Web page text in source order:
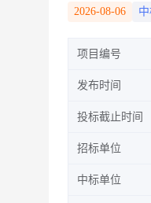
2026-08-06
项目编号
发布时间
投标截止时间
招标单位
中标单位